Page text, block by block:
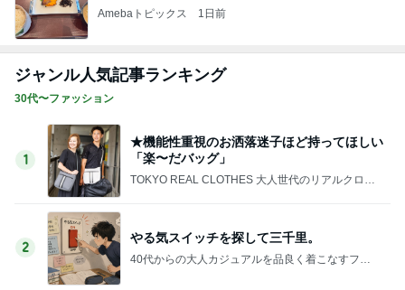
Amebaトピックス 1日前
ジャンル人気記事ランキング
30代〜ファッション
1
★機能性重視のお洒落迷子ほど持ってほしい
「楽〜だバッグ」
TOKYO REAL CLOTHES 大人世代のリアルクロー
2
やる気スイッチを探して三千里。
40代からの大人カジュアルを品良く着こなすファ